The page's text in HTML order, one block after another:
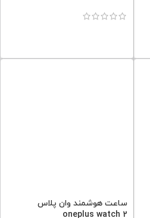
ساعت هوشمند وان پلاس
oneplus watch 2